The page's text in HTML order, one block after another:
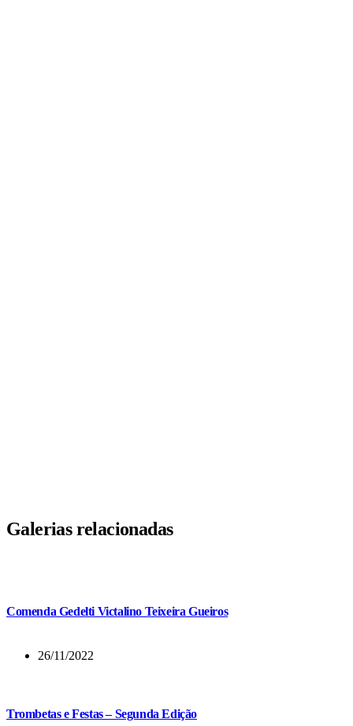
Galerias relacionadas
Comenda Gedelti Victalino Teixeira Gueiros
26/11/2022
Trombetas e Festas – Segunda Edição